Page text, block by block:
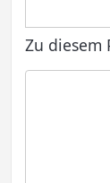
Zu diesem